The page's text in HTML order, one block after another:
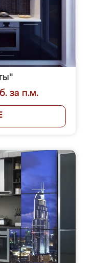
за п.м.